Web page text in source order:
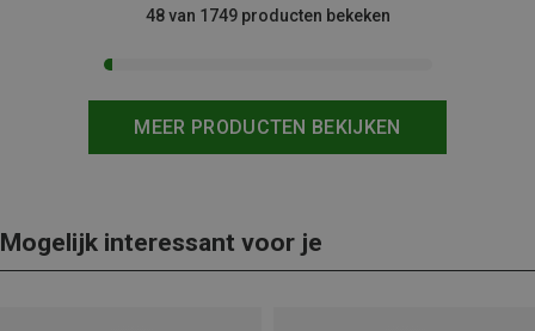
MEER PRODUCTEN BEKIJKEN
48 van 1749 producten bekeken
Mogelijk interessant voor je